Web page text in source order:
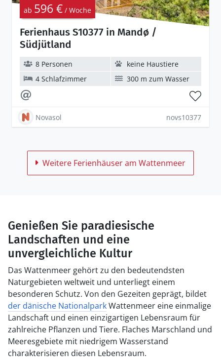
Ferienhaus S10377 in Mandø /
Südjütland
ab 596 € / Woche
8 Personen
keine Haustiere
4 Schlafzimmer
300 m zum Wasser
Novasol novs10377
Weitere Ferienhäuser am Wattenmeer
Genießen Sie paradiesische
Landschaften und eine
unvergleichliche Kultur
Das Wattenmeer gehört zu den bedeutendsten
Naturgebieten weltweit und unterliegt einem
besonderen Schutz. Von den Gezeiten geprägt, bildet
der dänische NationalparkWattenmeer eine einmalige
Landschaft und einen einzigartigen Lebensraum für
zahlreiche Pflanzen und Tiere. Flaches Marschland und
Meeresgebiete mit niedrigem Wasserstand
charakterisieren diesen Lebensraum.